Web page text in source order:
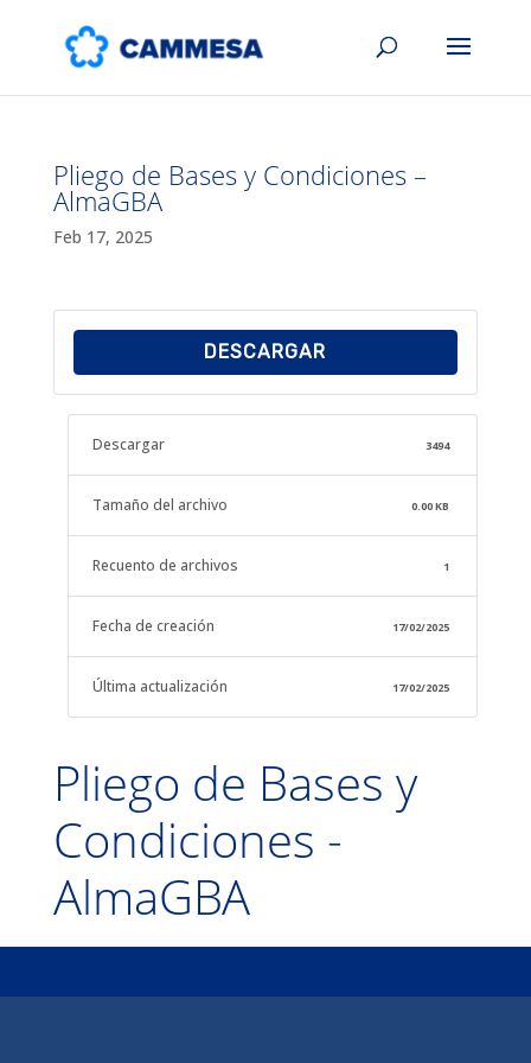
Pliego de Bases y Condiciones –
AlmaGBA
Feb 17, 2025
DESCARGAR
Descargar 3494
Tamaño del archivo 0.00 KB
Recuento de archivos 1
Fecha de creación 17/02/2025
Última actualización 17/02/2025
Pliego de Bases y
Condiciones -
AlmaGBA